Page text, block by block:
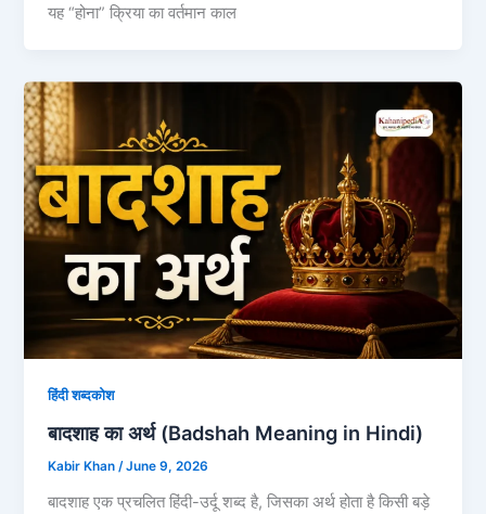
यह “होना” क्रिया का वर्तमान काल
हिंदी शब्दकोश
बादशाह का अर्थ (Badshah Meaning in Hindi)
Kabir Khan/June 9, 2026
बादशाह एक प्रचलित हिंदी-उर्दू शब्द है, जिसका अर्थ होता है किसी बड़े